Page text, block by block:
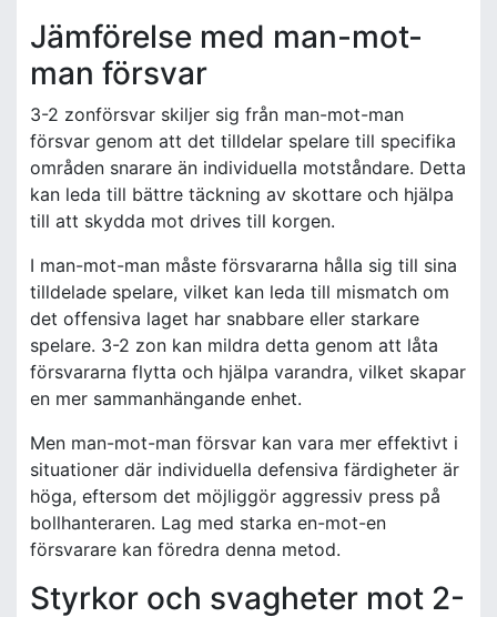
Jämförelse med man-mot-
man försvar
3-2 zonförsvar skiljer sig från man-mot-man
försvar genom att det tilldelar spelare till specifika
områden snarare än individuella motståndare. Detta
kan leda till bättre täckning av skottare och hjälpa
till att skydda mot drives till korgen.
I man-mot-man måste försvararna hålla sig till sina
tilldelade spelare, vilket kan leda till mismatch om
det offensiva laget har snabbare eller starkare
spelare. 3-2 zon kan mildra detta genom att låta
försvararna flytta och hjälpa varandra, vilket skapar
en mer sammanhängande enhet.
Men man-mot-man försvar kan vara mer effektivt i
situationer där individuella defensiva färdigheter är
höga, eftersom det möjliggör aggressiv press på
bollhanteraren. Lag med starka en-mot-en
försvarare kan föredra denna metod.
Styrkor och svagheter mot 2-